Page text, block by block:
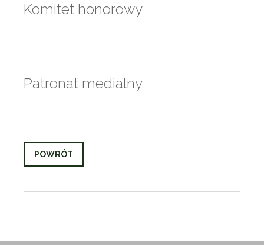
Komitet honorowy
Patronat medialny
POWRÓT